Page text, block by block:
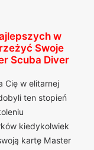
w
Swoje
Scuba Diver
Cię w elitarnej
ten stopień
kiedykolwiek
kartę Master